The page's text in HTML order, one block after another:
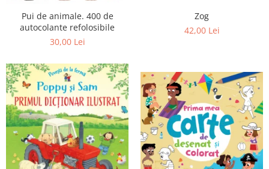
Pui de animale. 400 de
autocolante refolosibile
30,00 Lei
Zog
42,00 Lei